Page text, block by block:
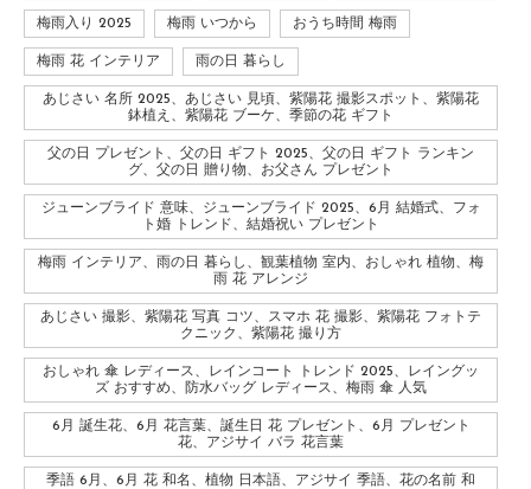
梅雨入り 2025 梅雨 いつから おうち時間 梅雨
梅雨 花 インテリア 雨の日 暮らし
あじさい 名所 2025、あじさい 見頃、紫陽花 撮影スポット、紫陽花
鉢植え、紫陽花 ブーケ、季節の花 ギフト
父の日 プレゼント、父の日 ギフト 2025、父の日 ギフト ランキン
グ、父の日 贈り物、お父さん プレゼント
ジューンブライド 意味、ジューンブライド 2025、6月 結婚式、フォ
ト婚 トレンド、結婚祝い プレゼント
梅雨 インテリア、雨の日 暮らし、観葉植物 室内、おしゃれ 植物、梅
雨 花 アレンジ
あじさい 撮影、紫陽花 写真 コツ、スマホ 花 撮影、紫陽花 フォトテ
クニック、紫陽花 撮り方
おしゃれ 傘 レディース、レインコート トレンド 2025、レイングッ
ズ おすすめ、防水バッグ レディース、梅雨 傘 人気
6月 誕生花、6月 花言葉、誕生日 花 プレゼント、6月 プレゼント
花、アジサイ バラ 花言葉
季語 6月、6月 花 和名、植物 日本語、アジサイ 季語、花の名前 和